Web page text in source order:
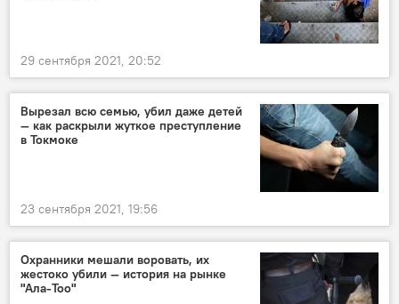
29 сентября 2021, 20:52
Вырезал всю семью, убил даже детей
— как раскрыли жуткое преступление
в Токмоке
23 сентября 2021, 19:56
Охранники мешали воровать, их
жестоко убили — история на рынке
"Ала-Тоо"